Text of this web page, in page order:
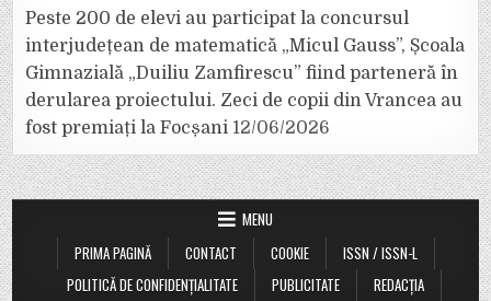
Peste 200 de elevi au participat la concursul
interjudețean de matematică „Micul Gauss”, Școala
Gimnazială „Duiliu Zamfirescu” fiind parteneră în
derularea proiectului. Zeci de copii din Vrancea au
fost premiați la Focșani 12/06/2026
MENU
PRIMA PAGINĂ
CONTACT COOKIE
ISSN / ISSN-L
POLITICĂ DE CONFIDENȚIALITATE
PUBLICITATE REDACȚIA